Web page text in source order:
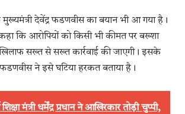
के मुख्यमंत्री देवेंद्र फडणवीस का बयान भी आ गया है।
कि आरोपियों को किसी भी कीमत पर बख्शा
सख्त से सख्त कार्रवाई की जाएगी। इसके
फडणवीस ने इसे घटिया हरकत बताया है।
शिक्षा मंत्री धर्मेंद्र प्रधान ने आखिरकार तोड़ी चुप्पी,